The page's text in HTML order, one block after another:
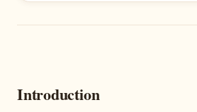
Introduction